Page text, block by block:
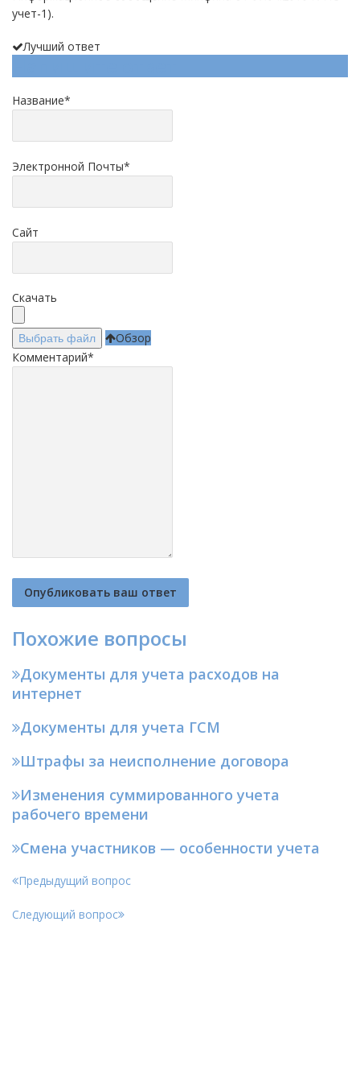
учет-1).
Лучший ответ
Название*
Электронной Почты*
Сайт
Скачать
Выбрать файл
Обзор
Комментарий*
Похожие вопросы
Документы для учета расходов на
интернет
Документы для учета ГСМ
Штрафы за неисполнение договора
Изменения суммированного учета
рабочего времени
Смена участников — особенности учета
Предыдущий вопрос
Следующий вопрос